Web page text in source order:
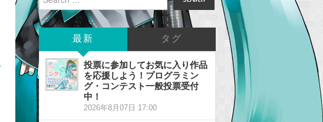
for:
最新 タグ
投票に参加してお気に入り作品
を応援しよう！プログラミン
グ・コンテスト一般投票受付
中！
2026年8月07日 17:00